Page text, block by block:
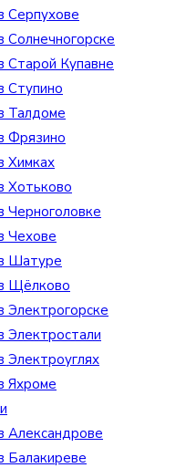
Серпухове
Солнечногорске
Старой Купавне
Ступино
Талдоме
Фрязино
Химках
Хотьково
Черноголовке
Чехове
Шатуре
Щёлково
Электрогорске
Электростали
Электроуглях
Яхроме
Александрове
Балакиреве